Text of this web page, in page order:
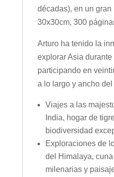
décadas), en un gran
30x30cm, 300
Arturo ha tenido la
explorar Asia durante
participando en
a lo largo y ancho
Viajes a las
India, hogar de
biodiversidad
Exploraciones de
del Himalaya,
milenarias y